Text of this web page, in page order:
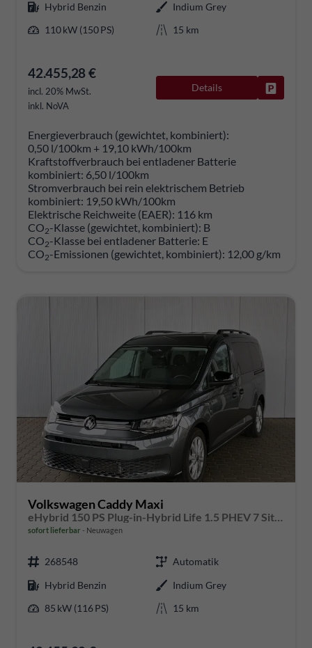
Hybrid Benzin
Indium Grey
110 kW (150 PS)
15 km
42.455,28 €
incl. 20% MwSt.
inkl. NoVA
Details
Energieverbrauch (gewichtet, kombiniert):
0,50 l/100km + 19,10 kWh/100km
Kraftstoffverbrauch bei entladener Batterie
kombiniert: 6,50 l/100km
Stromverbrauch bei rein elektrischem Betrieb
kombiniert: 19,50 kWh/100km
Elektrische Reichweite (EAER): 116 km
CO2-Klasse (gewichtet, kombiniert): B
CO2-Klasse bei entladener Batterie: E
CO2-Emissionen (gewichtet, kombiniert): 12,00 g/km
Volkswagen Caddy Maxi
sofort lieferbar Neuwagen
268548
Automatik
Hybrid Benzin
Indium Grey
85 kW (116 PS)
15 km